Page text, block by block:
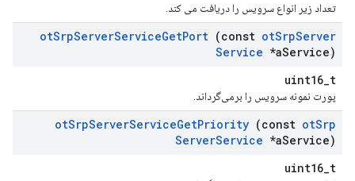
تعداد زیر انواع سرویس را دریافت می کند.
otSrpServerServiceGetPort (const otSrpServer
Service *aService)
uint16_t
پورت نمونه سرویس را برمی‌گرداند.
otSrpServerServiceGetPriority (const otSrp
ServerService *aService)
uint16_t